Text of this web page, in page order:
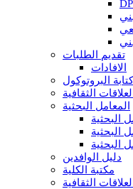
تقديم الطلبات
الافادات
البروتوكول
العلاقات الثقافية
المعامل البحثية
البحثية
البحثية
البحثية
دليل الوافدين
مكتبة الكلية
العلاقات الثقافية